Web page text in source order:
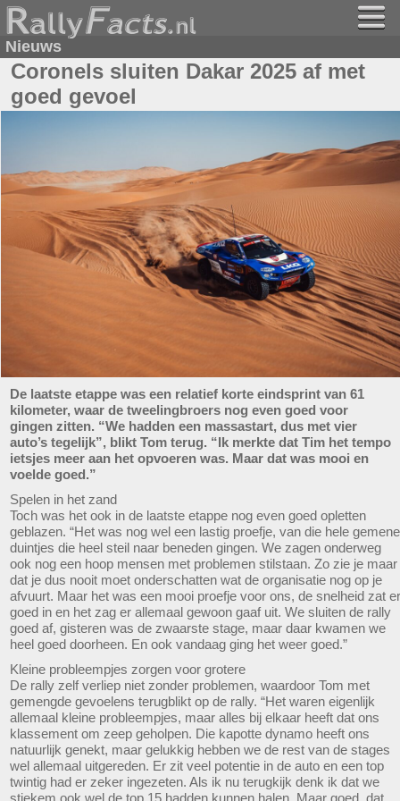
Nieuws
Coronels sluiten Dakar 2025 af met
goed gevoel
De laatste etappe was een relatief korte eindsprint van 61
kilometer, waar de tweelingbroers nog even goed voor
gingen zitten. “We hadden een massastart, dus met vier
auto’s tegelijk”, blikt Tom terug. “Ik merkte dat Tim het tempo
ietsjes meer aan het opvoeren was. Maar dat was mooi en
voelde goed.”
Spelen in het zand
Toch was het ook in de laatste etappe nog even goed opletten
geblazen. “Het was nog wel een lastig proefje, van die hele gemene
duintjes die heel steil naar beneden gingen. We zagen onderweg
ook nog een hoop mensen met problemen stilstaan. Zo zie je maar
dat je dus nooit moet onderschatten wat de organisatie nog op je
afvuurt. Maar het was een mooi proefje voor ons, de snelheid zat er
goed in en het zag er allemaal gewoon gaaf uit. We sluiten de rally
goed af, gisteren was de zwaarste stage, maar daar kwamen we
heel goed doorheen. En ook vandaag ging het weer goed.”
Kleine probleempjes zorgen voor grotere
De rally zelf verliep niet zonder problemen, waardoor Tom met
gemengde gevoelens terugblikt op de rally. “Het waren eigenlijk
allemaal kleine probleempjes, maar alles bij elkaar heeft dat ons
klassement om zeep geholpen. Die kapotte dynamo heeft ons
natuurlijk genekt, maar gelukkig hebben we de rest van de stages
wel allemaal uitgereden. Er zit veel potentie in de auto en een top
twintig had er zeker ingezeten. Als ik nu terugkijk denk ik dat we